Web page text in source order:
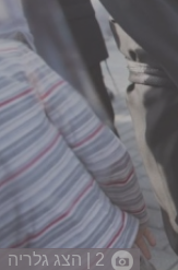
2 | הצג גלריה